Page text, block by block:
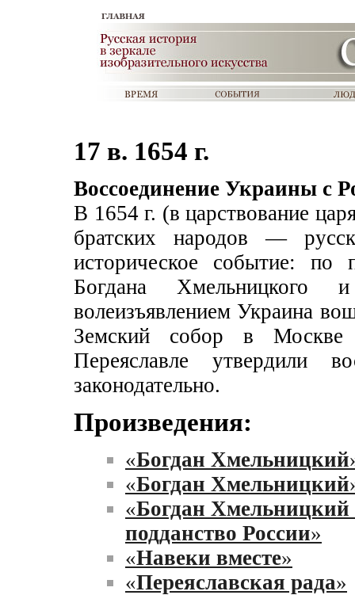
17 в. 1654 г.
Воссоединение Украины с
В 1654 г. (в царствование
братских народов —
историческое событие: по
Богдана
волеизъявлением Украина
Земский собор в Москве
Переяславле утвердили
законодательно.
Произведения:
«Богдан Хмельницкий
«Богдан Хмельницкий
«Богдан
подданство России»
«Навеки вместе»
«Переяславская рада»